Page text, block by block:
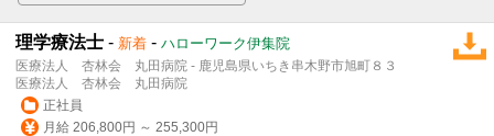
理学療法士 - 新着 - ハローワーク伊集院
医療法人 杏林会 丸田病院 - 鹿児島県いちき串木野市旭町８３
医療法人 杏林会 丸田病院
正社員
月給 206,800円 ～ 255,300円